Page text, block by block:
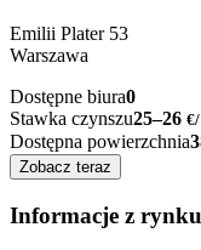
Emilii Plater 53
Warszawa
Dostępne biura0
Stawka czynszu25–26
Dostępna powierzchnia
Zobacz teraz
Informacje z